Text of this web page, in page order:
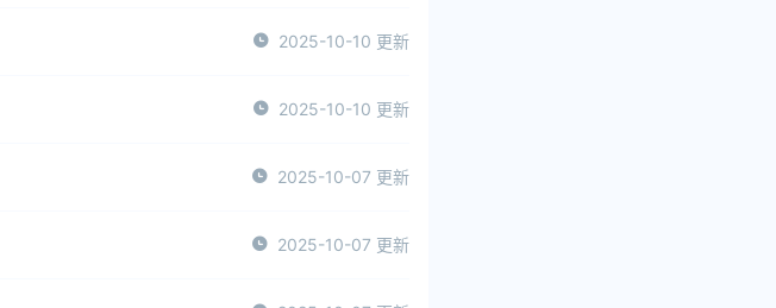
2025-10-10 更新
2025-10-10 更新
2025-10-07 更新
2025-10-07 更新